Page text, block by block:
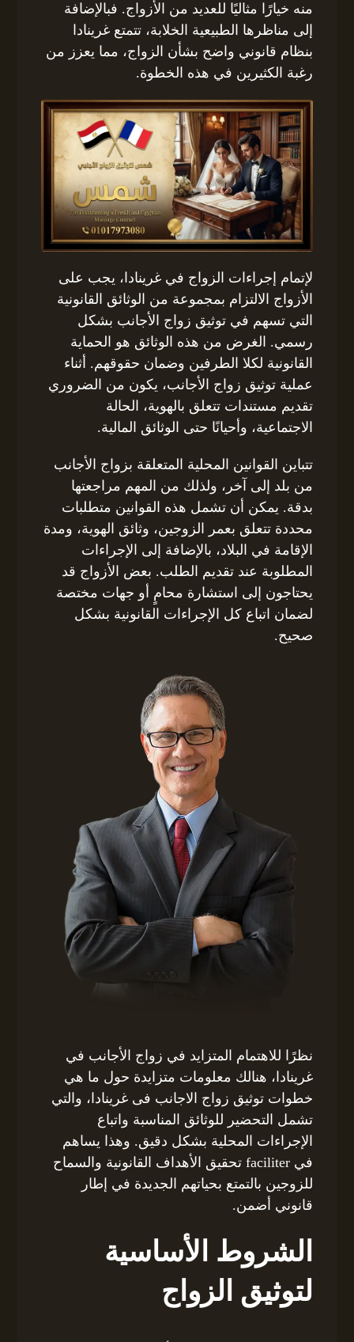
منه خيارًا مثاليًا للعديد من الأزواج. فبالإضافة
إلى مناظرها الطبيعية الخلابة، تتمتع غرينادا
بنظام قانوني واضح بشأن الزواج، مما يعزز من
رغبة الكثيرين في هذه الخطوة.
لإتمام إجراءات الزواج في غرينادا، يجب على
الأزواج الالتزام بمجموعة من الوثائق القانونية
التي تسهم في توثيق زواج الأجانب بشكل
رسمي. الغرض من هذه الوثائق هو الحماية
القانونية لكلا الطرفين وضمان حقوقهم. أثناء
عملية توثيق زواج الأجانب، يكون من الضروري
تقديم مستندات تتعلق بالهوية، الحالة
الاجتماعية، وأحيانًا حتى الوثائق المالية.
تتباين القوانين المحلية المتعلقة بزواج الأجانب
من بلد إلى آخر، ولذلك من المهم مراجعتها
بدقة. يمكن أن تشمل هذه القوانين متطلبات
محددة تتعلق بعمر الزوجين، وثائق الهوية، ومدة
الإقامة في البلاد، بالإضافة إلى الإجراءات
المطلوبة عند تقديم الطلب. بعض الأزواج قد
يحتاجون إلى استشارة محامٍ أو جهات مختصة
لضمان اتباع كل الإجراءات القانونية بشكل
صحيح.
نظرًا للاهتمام المتزايد في زواج الأجانب في
غرينادا، هنالك معلومات متزايدة حول ما هي
خطوات توثيق زواج الاجانب فى غرينادا، والتي
تشمل التحضير للوثائق المناسبة واتباع
الإجراءات المحلية بشكل دقيق. وهذا يساهم
في faciliter تحقيق الأهداف القانونية والسماح
للزوجين بالتمتع بحياتهم الجديدة في إطار
قانوني أضمن.
الشروط الأساسية
لتوثيق الزواج